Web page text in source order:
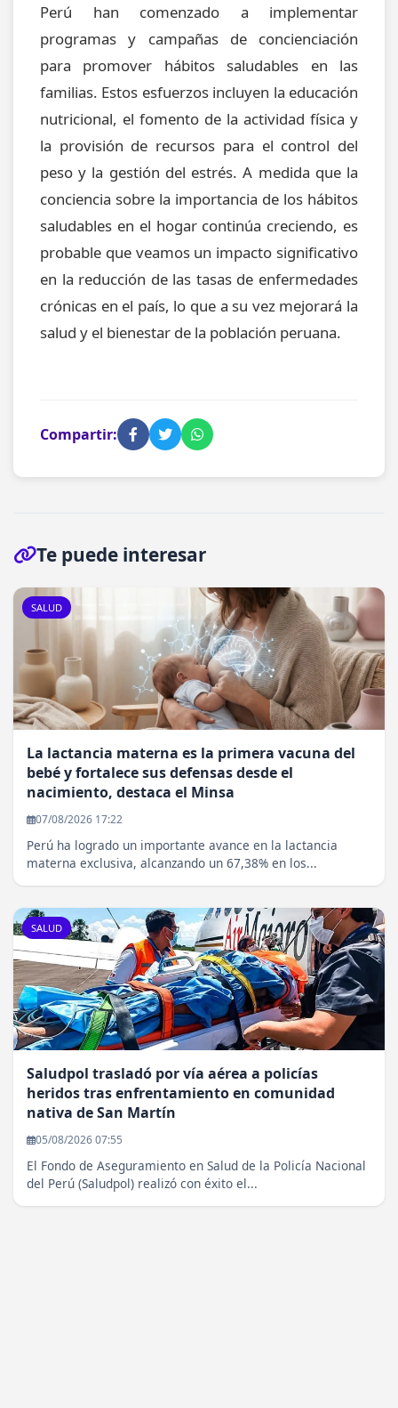
Perú han comenzado a implementar
programas y campañas de concienciación
para promover hábitos saludables en las
familias. Estos esfuerzos incluyen la educación
nutricional, el fomento de la actividad física y
la provisión de recursos para el control del
peso y la gestión del estrés. A medida que la
conciencia sobre la importancia de los hábitos
saludables en el hogar continúa creciendo, es
probable que veamos un impacto significativo
en la reducción de las tasas de enfermedades
crónicas en el país, lo que a su vez mejorará la
salud y el bienestar de la población peruana.
Compartir:
Te puede interesar
SALUD
La lactancia materna es la primera vacuna del
bebé y fortalece sus defensas desde el
nacimiento, destaca el Minsa
07/08/2026 17:22
Perú ha logrado un importante avance en la lactancia
materna exclusiva, alcanzando un 67,38% en los...
SALUD
Saludpol trasladó por vía aérea a policías
heridos tras enfrentamiento en comunidad
nativa de San Martín
05/08/2026 07:55
El Fondo de Aseguramiento en Salud de la Policía Nacional
del Perú (Saludpol) realizó con éxito el...